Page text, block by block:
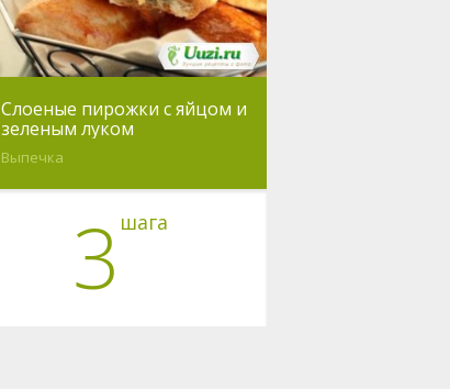
Слоеные пирожки с яйцом и
зеленым луком
Выпечка
3 шага